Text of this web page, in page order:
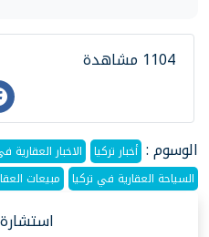
1104 مشاهدة
الوسوم : أخبار تركيا الاخبار العقارية
السياحة العقارية في تركيا
مبيعات